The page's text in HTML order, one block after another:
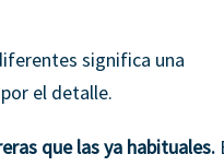
significa una
el detalle.
que las ya habituales.